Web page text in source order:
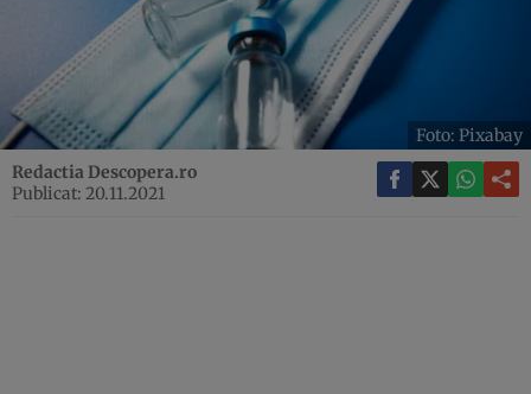
Foto: Pixabay
Redactia Descopera.ro
Publicat: 20.11.2021